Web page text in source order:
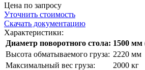
Цена по запросу
Уточнить стоимость
Скачать документацию
Характеристики:
Диаметр поворотного стола: 1500
Высота обматываемого груза: 2220 мм
Максимальный вес груза:
2000 кг